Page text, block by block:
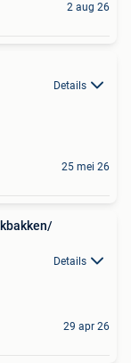
2 aug 26
Details
25 mei 26
Details
29 apr 26